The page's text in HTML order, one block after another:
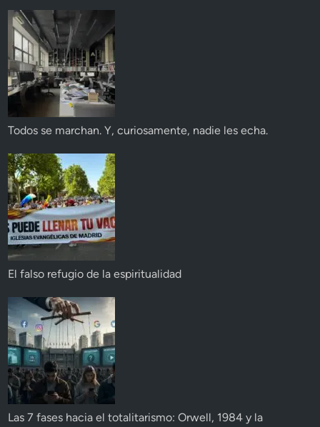
Todos se marchan. Y, curiosamente, nadie les echa.
El falso refugio de la espiritualidad
Las 7 fases hacia el totalitarismo: Orwell, 1984 y la